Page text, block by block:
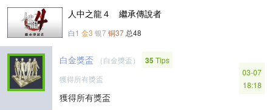
人中之龍４ 繼承傳說者
白1 金3 银7 铜37 总48
白金獎盃 （白金獎盃） 35Tips
獲得所有獎盃
獲得所有獎盃
03-07
18:18